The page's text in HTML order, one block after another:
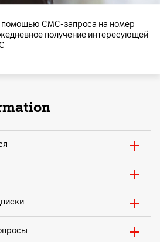
помощью СМС-запроса на номер
получение интересующей